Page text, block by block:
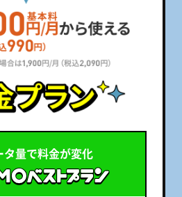
タ量で料金が変化